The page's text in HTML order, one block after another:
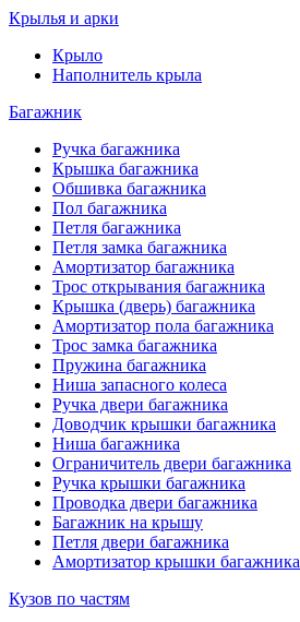
Крылья и арки
Крыло
Наполнитель крыла
Багажник
Ручка багажника
Крышка багажника
Обшивка багажника
Пол багажника
Петля багажника
Петля замка багажника
Амортизатор багажника
Трос открывания багажника
Крышка (дверь) багажника
Амортизатор пола багажника
Трос замка багажника
Пружина багажника
Ниша запасного колеса
Ручка двери багажника
Доводчик крышки багажника
Ниша багажника
Ограничитель двери багажника
Ручка крышки багажника
Проводка двери багажника
Багажник на крышу
Петля двери багажника
Амортизатор крышки багажника
Кузов по частям